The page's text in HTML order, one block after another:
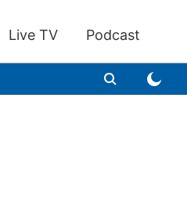
Live TV Podcast